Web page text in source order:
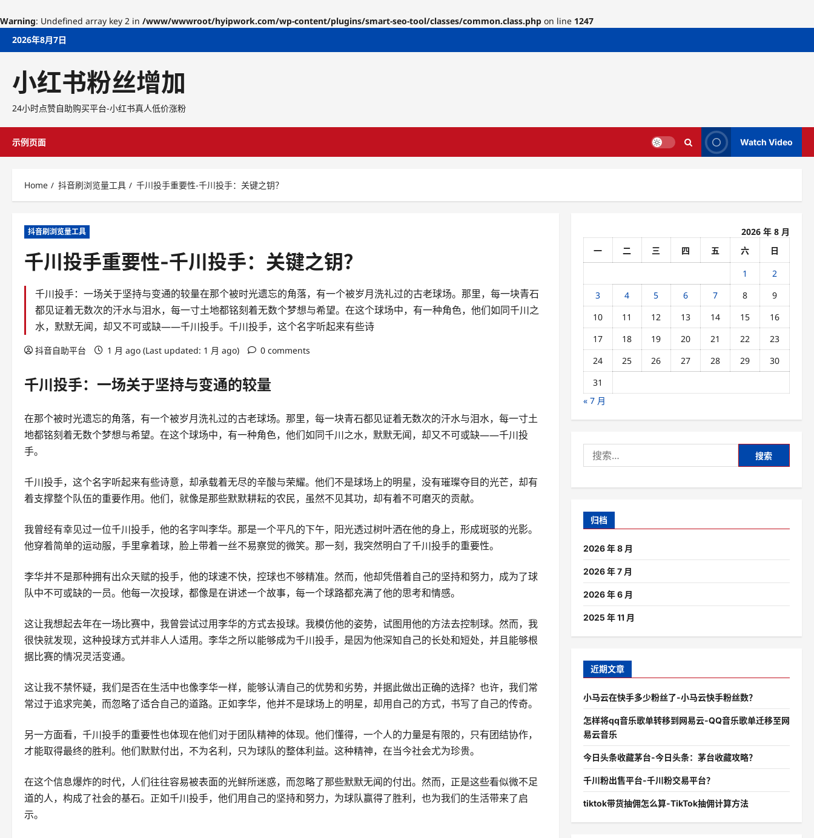
Warning: Undefined array key 2 in /www/wwwroot/hyipwork.com/wp-content/plugins/smart-seo-tool/classes/common.class.php on line 1247
Skip2026年8月7日
小红书粉丝增加
24小时点赞自助购买平台-小红书真人低价涨粉
示例页面 Watch Video
Home 抖音刷浏览量工具 千川投手重要性-千川投手：关键之钥？
抖音刷浏览量工具
千川投手重要性-千川投手：关键之钥？
千川投手：一场关于坚持与变通的较量在那个被时光遗忘的角落，有一个被岁月洗礼过的古老球场。那里，每一块青石
都见证着无数次的汗水与泪水，每一寸土地都铭刻着无数个梦想与希望。在这个球场中，有一种角色，他们如同千川之
水，默默无闻，却又不可或缺——千川投手。千川投手，这个名字听起来有些诗
抖音自助平台 1 月 ago (Last updated: 1 月 ago) 0 comments
千川投手：一场关于坚持与变通的较量
在那个被时光遗忘的角落，有一个被岁月洗礼过的古老球场。那里，每一块青石都见证着无数次的汗水与泪水，每一寸土
地都铭刻着无数个梦想与希望。在这个球场中，有一种角色，他们如同千川之水，默默无闻，却又不可或缺——千川投
手。
千川投手，这个名字听起来有些诗意，却承载着无尽的辛酸与荣耀。他们不是球场上的明星，没有璀璨夺目的光芒，却有
着支撑整个队伍的重要作用。他们，就像是那些默默耕耘的农民，虽然不见其功，却有着不可磨灭的贡献。
我曾经有幸见过一位千川投手，他的名字叫李华。那是一个平凡的下午，阳光透过树叶洒在他的身上，形成斑驳的光影。
他穿着简单的运动服，手里拿着球，脸上带着一丝不易察觉的微笑。那一刻，我突然明白了千川投手的重要性。
李华并不是那种拥有出众天赋的投手，他的球速不快，控球也不够精准。然而，他却凭借着自己的坚持和努力，成为了球
队中不可或缺的一员。他每一次投球，都像是在讲述一个故事，每一个球路都充满了他的思考和情感。
这让我想起去年在一场比赛中，我曾尝试过用李华的方式去投球。我模仿他的姿势，试图用他的方法去控制球。然而，我
很快就发现，这种投球方式并非人人适用。李华之所以能够成为千川投手，是因为他深知自己的长处和短处，并且能够根
据比赛的情况灵活变通。
这让我不禁怀疑，我们是否在生活中也像李华一样，能够认清自己的优势和劣势，并据此做出正确的选择？也许，我们常
常过于追求完美，而忽略了适合自己的道路。正如李华，他并不是球场上的明星，却用自己的方式，书写了自己的传奇。
另一方面看，千川投手的重要性也体现在他们对于团队精神的体现。他们懂得，一个人的力量是有限的，只有团结协作，
才能取得最终的胜利。他们默默付出，不为名利，只为球队的整体利益。这种精神，在当今社会尤为珍贵。
在这个信息爆炸的时代，人们往往容易被表面的光鲜所迷惑，而忽略了那些默默无闻的付出。然而，正是这些看似微不足
道的人，构成了社会的基石。正如千川投手，他们用自己的坚持和努力，为球队赢得了胜利，也为我们的生活带来了启
示。
2026 年 8 月
一
二 三 四 五 六
日
1
2
3
4 5 6 7 8
9
10
11 12 13 14 15
16
17
18 19 20 21 22
23
24
25 26 27 28 29
30
31
« 7 月
索：
归档
2026 年 8 月
2026 年 7 月
2026 年 6 月
2025 年 11 月
近期文章
小马云在快手多少粉丝了-小马云快手粉丝数？
怎样将qq音乐歌单转移到网易云-QQ音乐歌单迁移至网
易云音乐
今日头条收藏茅台-今日头条：茅台收藏攻略？
千川粉出售平台-千川粉交易平台？
tiktok带货抽佣怎么算-TikTok抽佣计算方法